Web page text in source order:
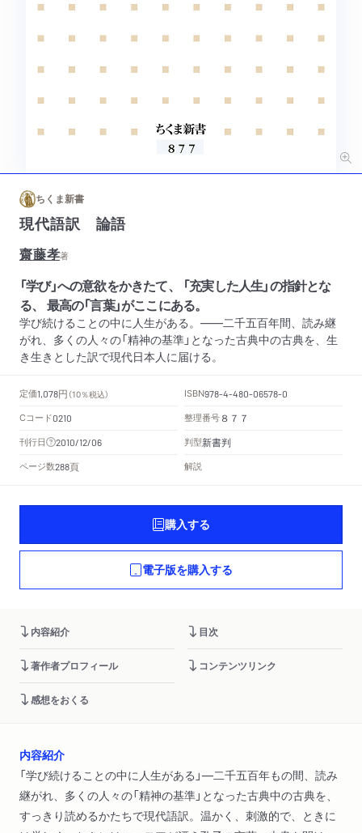
ちくま新書
現代語訳 論語
齋藤孝著
「学び」への意欲をかきたて、 「充実した人生」の指針とな
る、 最高の「言葉」がここにある。
学び続けることの中に人生がある。――二千五百年間、読み継
がれ、多くの人々の「精神の基準」となった古典中の古典を、生
き生きとした訳で現代日本人に届ける。
定価1,078円 （10％税込） ISBN978-4-480-06578-0
Cコード0210 整理番号 ８７７
刊行日 2010/12/06 判型新書判
ページ数288頁 解説
購入する
電子版を購入する
内容紹介 目次
著作者プロフィール コンテンツリンク
感想をおくる
内容紹介
「学び続けることの中に人生がある」―二千五百年もの間、読み
継がれ、多くの人々の「精神の基準」となった古典中の古典を、
すっきり読めるかたちで現代語訳。温かく、刺激的で、ときに